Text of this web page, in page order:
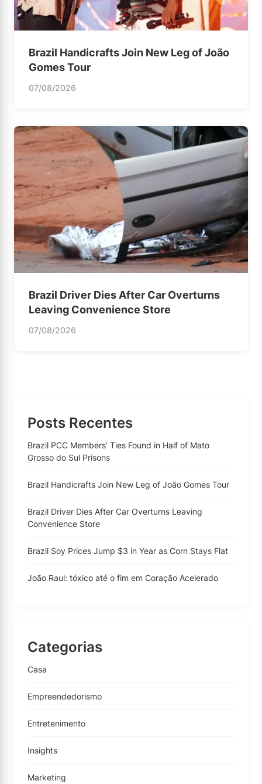
Brazil Handicrafts Join New Leg of João
Gomes Tour
07/08/2026
Brazil Driver Dies After Car Overturns
Leaving Convenience Store
07/08/2026
Posts Recentes
Brazil PCC Members’ Ties Found in Half of Mato
Grosso do Sul Prisons
Brazil Handicrafts Join New Leg of João Gomes Tour
Brazil Driver Dies After Car Overturns Leaving
Convenience Store
Brazil Soy Prices Jump $3 in Year as Corn Stays Flat
João Raul: tóxico até o fim em Coração Acelerado
Categorias
Casa
Empreendedorismo
Entretenimento
Insights
Marketing